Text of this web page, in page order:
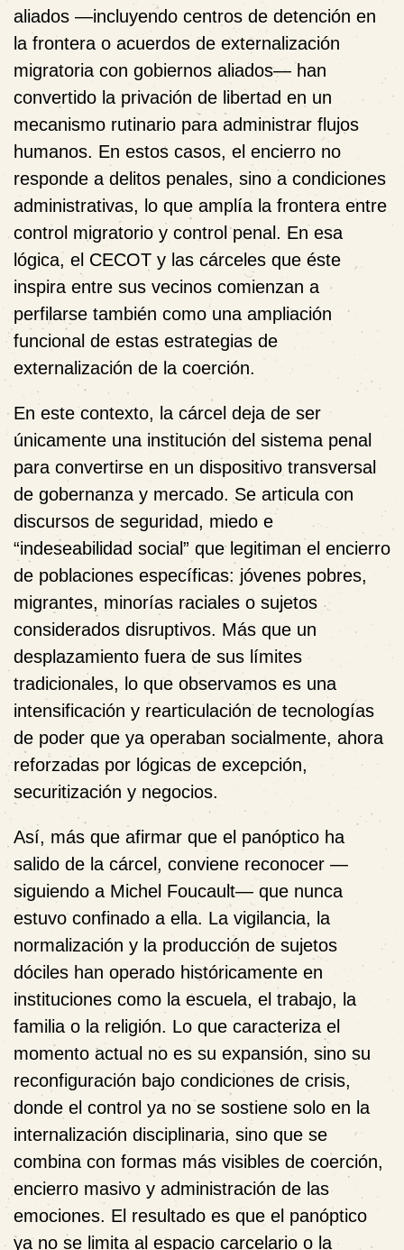
aliados —incluyendo centros de detención en
la frontera o acuerdos de externalización
migratoria con gobiernos aliados— han
convertido la privación de libertad en un
mecanismo rutinario para administrar flujos
humanos. En estos casos, el encierro no
responde a delitos penales, sino a condiciones
administrativas, lo que amplía la frontera entre
control migratorio y control penal. En esa
lógica, el CECOT y las cárceles que éste
inspira entre sus vecinos comienzan a
perfilarse también como una ampliación
funcional de estas estrategias de
externalización de la coerción.
En este contexto, la cárcel deja de ser
únicamente una institución del sistema penal
para convertirse en un dispositivo transversal
de gobernanza y mercado. Se articula con
discursos de seguridad, miedo e
“indeseabilidad social” que legitiman el encierro
de poblaciones específicas: jóvenes pobres,
migrantes, minorías raciales o sujetos
considerados disruptivos. Más que un
desplazamiento fuera de sus límites
tradicionales, lo que observamos es una
intensificación y rearticulación de tecnologías
de poder que ya operaban socialmente, ahora
reforzadas por lógicas de excepción,
securitización y negocios.
Así, más que afirmar que el panóptico ha
salido de la cárcel, conviene reconocer —
siguiendo a Michel Foucault— que nunca
estuvo confinado a ella. La vigilancia, la
normalización y la producción de sujetos
dóciles han operado históricamente en
instituciones como la escuela, el trabajo, la
familia o la religión. Lo que caracteriza el
momento actual no es su expansión, sino su
reconfiguración bajo condiciones de crisis,
donde el control ya no se sostiene solo en la
internalización disciplinaria, sino que se
combina con formas más visibles de coerción,
encierro masivo y administración de las
emociones. El resultado es que el panóptico
ya no se limita al espacio carcelario o la